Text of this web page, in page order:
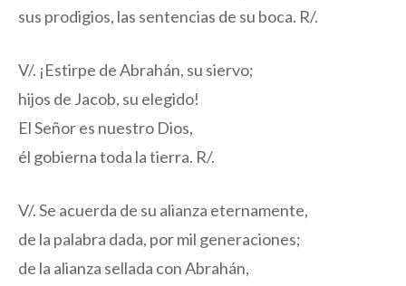
sus prodigios, las sentencias de su boca. R/.
V/. ¡Estirpe de Abrahán, su siervo;
hijos de Jacob, su elegido!
El Señor es nuestro Dios,
él gobierna toda la tierra. R/.
V/. Se acuerda de su alianza eternamente,
de la palabra dada, por mil generaciones;
de la alianza sellada con Abrahán,